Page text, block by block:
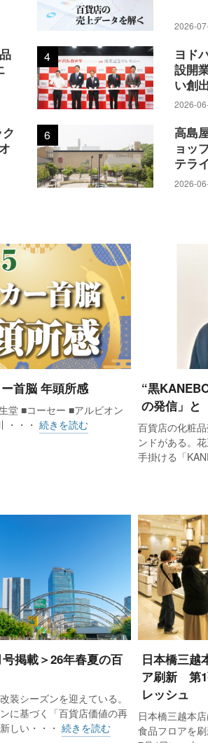
2026-
4
ヨド
設開
い創出
2026-
6
高島
ョッ
テラ
2026-
首脳 年頭所感
堂 ■コーセー ■アルビオン
・・・続きを読む
“黒
の発信」と
百貨店の化粧
ンドがある。
手掛ける「
掲載＞26年春夏の百
装シーズンを迎えている。
に基づく「百貨店価値の再
しい・・・続きを読む
日本橋三越
ア刷新 第1
レッシュ
日本橋三越本
食品フロアを